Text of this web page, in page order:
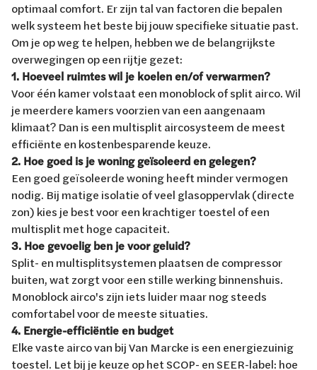
optimaal comfort. Er zijn tal van factoren die bepalen
welk systeem het beste bij jouw specifieke situatie past.
Om je op weg te helpen, hebben we de belangrijkste
overwegingen op een rijtje gezet:
1. Hoeveel ruimtes wil je koelen en/of verwarmen?
Voor één kamer volstaat een monoblock of split airco. Wil
je meerdere kamers voorzien van een aangenaam
klimaat? Dan is een multisplit aircosysteem de meest
efficiënte en kostenbesparende keuze.
2. Hoe goed is je woning geïsoleerd en gelegen?
Een goed geïsoleerde woning heeft minder vermogen
nodig. Bij matige isolatie of veel glasoppervlak (directe
zon) kies je best voor een krachtiger toestel of een
multisplit met hoge capaciteit.
3. Hoe gevoelig ben je voor geluid?
Split- en multisplitsystemen plaatsen de compressor
buiten, wat zorgt voor een stille werking binnenshuis.
Monoblock airco's zijn iets luider maar nog steeds
comfortabel voor de meeste situaties.
4. Energie-efficiëntie en budget
Elke vaste airco van bij Van Marcke is een energiezuinig
toestel. Let bij je keuze op het SCOP- en SEER-label: hoe